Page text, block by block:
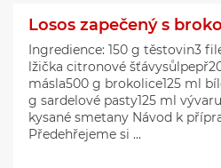
Losos zapečený s
Ingredience: 150 g těstovin3
lžička citronové
másla500 g brokolice125 ml
g sardelové pasty125 ml
kysané smetany Návod k
Předehřejeme si ...